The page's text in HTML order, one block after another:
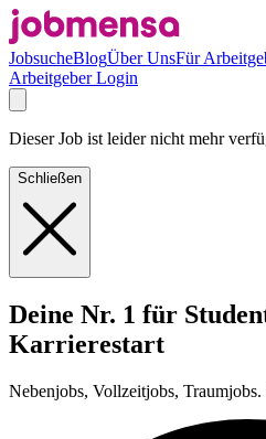
JobsucheBlogÜber UnsFür
Arbeitgeber Login
Dieser Job ist leider nicht mehr
Schließen
Deine Nr. 1 für
Karrierestart
Nebenjobs, Vollzeitjobs, Traumjobs.